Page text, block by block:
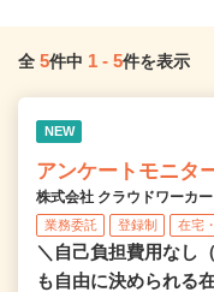
全 5件中 1 - 5件を表示
NEW
アンケートモニタ
株式会社 クラウドワーカー
業務委託 登録制 在宅
＼自己負担費用なし
も自由に決められる